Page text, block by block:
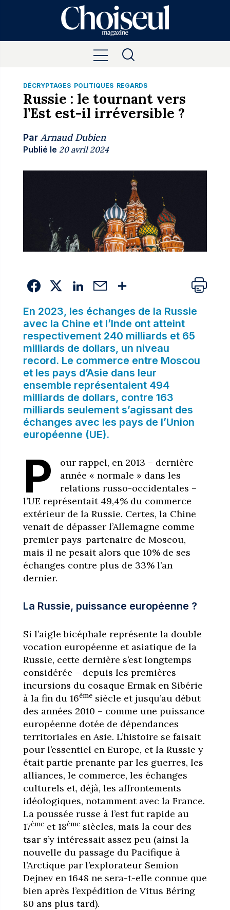
DÉCRYPTAGES POLITIQUES REGARDS
Russie : le tournant vers
l’Est est-il irréversible ?
Par Arnaud Dubien
Publié le 20 avril 2024
En 2023, les échanges de la Russie
avec la Chine et l’Inde ont atteint
respectivement 240 milliards et 65
milliards de dollars, un niveau
record. Le commerce entre Moscou
et les pays d’Asie dans leur
ensemble représentaient 494
milliards de dollars, contre 163
milliards seulement s’agissant des
échanges avec les pays de l’Union
européenne (UE).
P
our rappel, en 2013 – dernière
année « normale » dans les
relations russo-occidentales –
l’UE représentait 49,4% du commerce
extérieur de la Russie. Certes, la Chine
venait de dépasser l’Allemagne comme
premier pays-partenaire de Moscou,
mais il ne pesait alors que 10% de ses
échanges contre plus de 33% l’an
dernier.
La Russie, puissance européenne ?
Si l’aigle bicéphale représente la double
vocation européenne et asiatique de la
Russie, cette dernière s’est longtemps
considérée – depuis les premières
incursions du cosaque Ermak en Sibérie
à la fin du 16èmesiècle et jusqu’au début
des années 2010 – comme une puissance
européenne dotée de dépendances
territoriales en Asie. L’histoire se faisait
pour l’essentiel en Europe, et la Russie y
était partie prenante par les guerres, les
alliances, le commerce, les échanges
culturels et, déjà, les affrontements
idéologiques, notamment avec la France.
La poussée russe à l’est fut rapide au
17èmeet 18èmesiècles, mais la cour des
tsar s’y intéressait assez peu (ainsi la
nouvelle du passage du Pacifique à
l’Arctique par l’explorateur Semion
Dejnev en 1648 ne sera-t-elle connue que
bien après l’expédition de Vitus Béring
80 ans plus tard).